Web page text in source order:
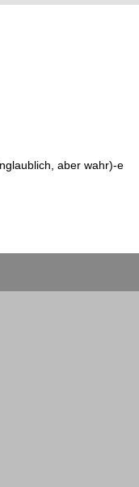
aber wahr)-e